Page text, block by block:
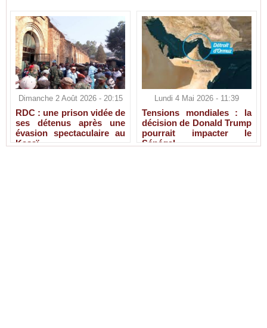
Dimanche 2 Août 2026 - 20:15
RDC : une prison vidée de
ses détenus après une
évasion spectaculaire au
Kasaï
Lundi 4 Mai 2026 - 11:39
Tensions mondiales : la
décision de Donald Trump
pourrait impacter le
Sénégal